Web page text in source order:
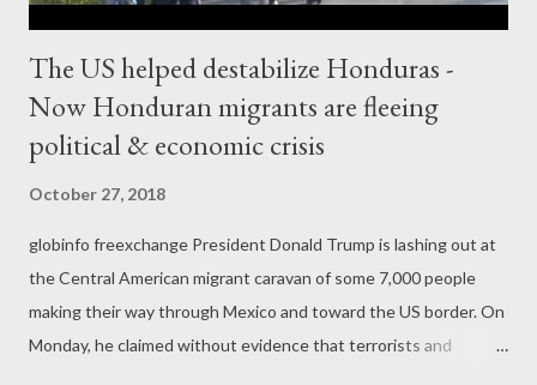
The US helped destabilize Honduras -
Now Honduran migrants are fleeing
political & economic crisis
October 27, 2018
globinfo freexchange President Donald Trump is lashing out at
the Central American migrant caravan of some 7,000 people
making their way through Mexico and toward the US border. On
Monday, he claimed without evidence that terrorists and